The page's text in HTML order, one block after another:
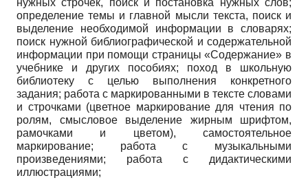
определение темы и главной мысли текста, поиск и
выделение необходимой информации в словарях;
поиск нужной библиографической и содержательной
информации при помощи страницы «Содержание» в
учебнике и других пособиях; поход в школьную
библиотеку с целью выполнения конкретного
задания; работа с маркированными в тексте словами
и строчками (цветное маркирование для чтения по
ролям, смысловое выделение жирным шрифтом,
рамочками и цветом), самостоятельное
маркирование; работа с музыкальными
произведениями; работа с дидактическими
иллюстрациями;